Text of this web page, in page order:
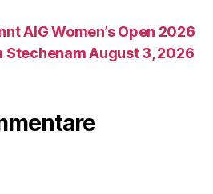
AIG Women’s Open 2026
Stechenam August 3, 2026